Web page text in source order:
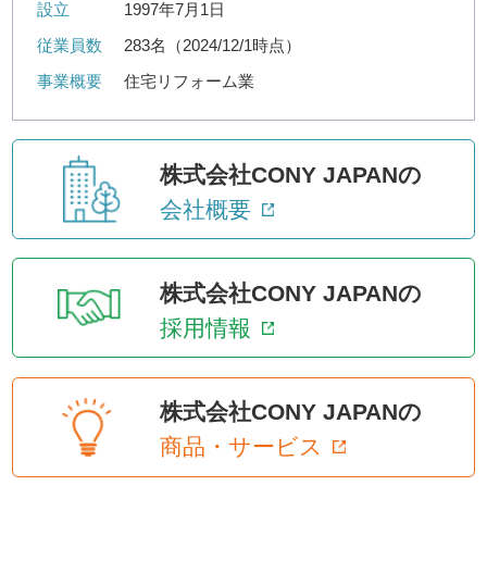
設立
1997年7月1日
従業員数
283名（2024/12/1時点）
事業概要
住宅リフォーム業
株式会社CONY JAPANの
会社概要
株式会社CONY JAPANの
採用情報
株式会社CONY JAPANの
商品・サービス